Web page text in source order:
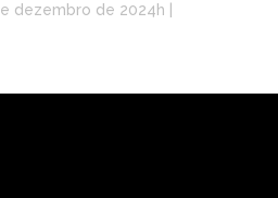
dezembro de 2024h